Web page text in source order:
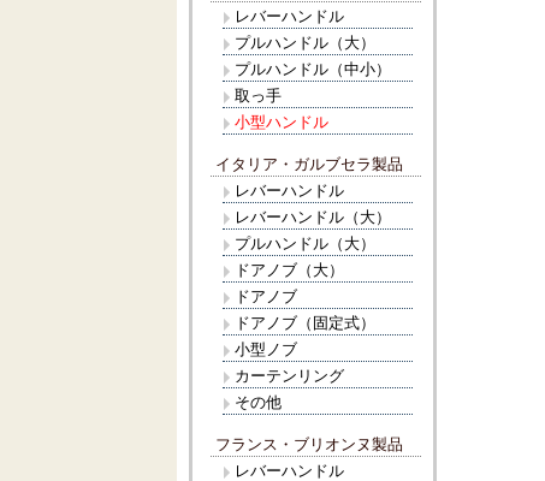
イタリア・ガルブセラ製品
レバーハンドル
レバーハンドル（大）
プルハンドル（大）
ドアノブ（大）
ドアノブ
ドアノブ（固定式）
小型ノブ
カーテンリング
その他
フランス・ブリオンヌ製品
レバーハンドル
レバーハンドル
プルハンドル（大）
プルハンドル（中小）
取っ手
小型ハンドル